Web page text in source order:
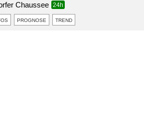
Chaussee
24h
prognose trend